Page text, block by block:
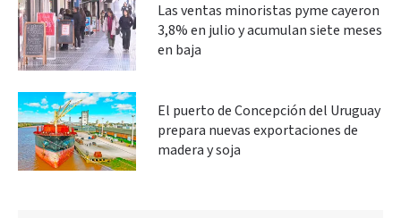
Las ventas minoristas pyme cayeron
3,8% en julio y acumulan siete meses
en baja
El puerto de Concepción del Uruguay
prepara nuevas exportaciones de
madera y soja